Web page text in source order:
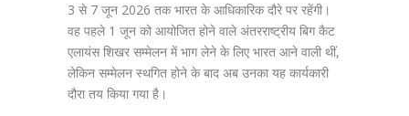
3 से 7 जून 2026 तक भारत के आधिकारिक दौरे पर रहेंगी।
वह पहले 1 जून को आयोजित होने वाले अंतरराष्ट्रीय बिग कैट
एलायंस शिखर सम्मेलन में भाग लेने के लिए भारत आने वाली थीं,
लेकिन सम्मेलन स्थगित होने के बाद अब उनका यह कार्यकारी
दौरा तय किया गया है।